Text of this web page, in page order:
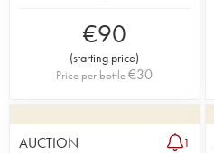
€90
(starting price)
Price per bottle€30
AUCTION 1